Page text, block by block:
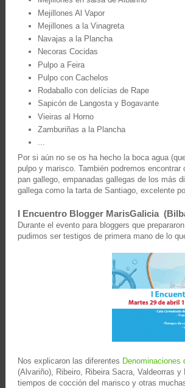
Mejillones Al Vapor
Mejillones a la Vinagreta
Navajas a la Plancha
Necoras Cocidas
Pulpo a Feira
Pulpo con Cachelos
Rodaballo con delícias de Rape
Sapicón de Langosta y Bogavante
Vieiras al Horno
Zamburiñas a la Plancha
...
Por si aún no se os ha hecho la boca agua
pulpo y marisco. También podremos
pan gallego, empanadas gallegas de los más
gallega como la tarta de Santiago, excelente
I Encuentro Blogger MarisGalicia
Durante el evento para bloggers que
pudimos ser testigos de primera mano de lo
Nos explicaron las diferentes Denominaciones
(Alvariño), Ribeiro, Ribeira Sacra, Valdeorras
tiempos de cocción del marisco y otras